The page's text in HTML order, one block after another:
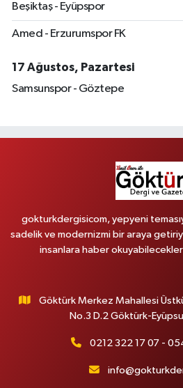
Beşiktaş - Eyüpspor
Amed - Erzurumspor FK
17 Ağustos, Pazartesi
Samsunspor - Göztepe
gokturkdergisicom, yepyeni
sadelik ve modernizmi bir araya
insanlara haber
Göktürk Merkez Mahallesi
No.3 D.2 Göktürk-
0212 322 17 07 -